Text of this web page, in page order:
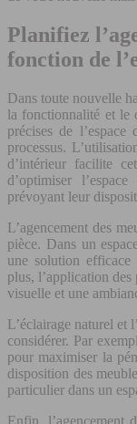
Planifiez
fonction de
Dans toute nouvelle
la fonctionnalité et le
précises de
processus.
d’intérieur facilite
d’optimiser
prévoyant leur
L’agencement des
pièce. Dans un
une solution efficace
plus, l’application
visuelle et une
L’éclairage naturel et
considérer. Par
pour maximiser la
disposition des
particulier dans un
Enfin, l’agencement